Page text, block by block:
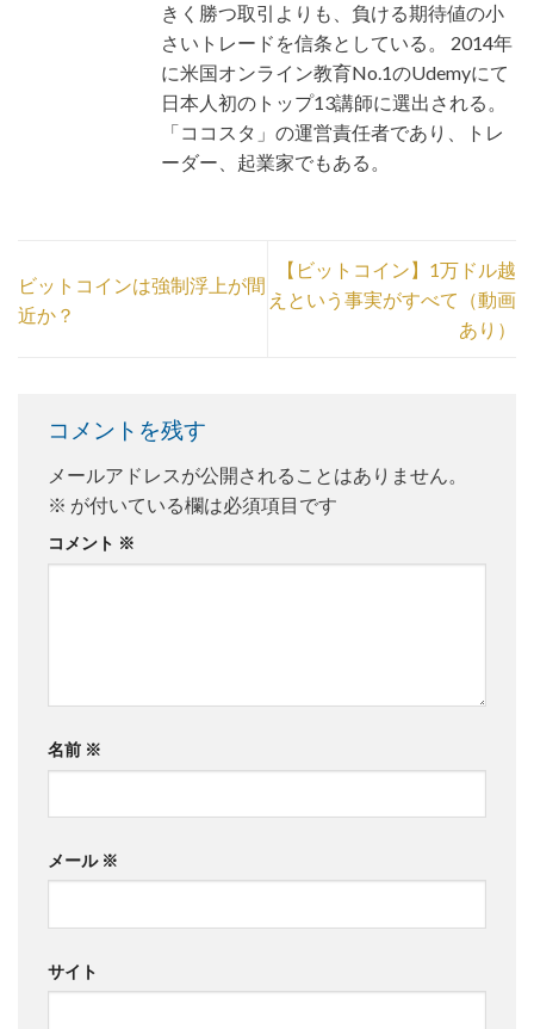
きく勝つ取引よりも、負ける期待値の小
さいトレードを信条としている。 2014年
に米国オンライン教育No.1のUdemyにて
日本人初のトップ13講師に選出される。
「ココスタ」の運営責任者であり、トレ
ーダー、起業家でもある。
ビットコインは強制浮上が間
近か？
【ビットコイン】1万ドル越
えという事実がすべて（動画
あり）
コメントを残す
メールアドレスが公開されることはありません。
※ が付いている欄は必須項目です
コメント ※
名前 ※
メール ※
サイト